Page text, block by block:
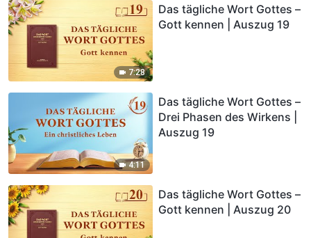
7:28
Das tägliche Wort Gottes –
Gott kennen | Auszug 19
4:11
Das tägliche Wort Gottes –
Drei Phasen des Wirkens |
Auszug 19
Das tägliche Wort Gottes –
Gott kennen | Auszug 20